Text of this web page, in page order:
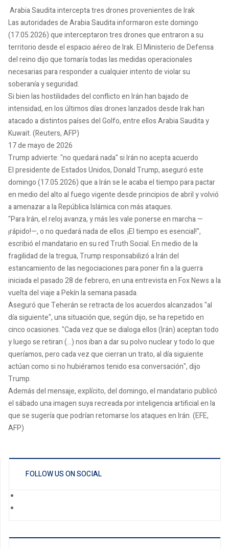
Arabia Saudita intercepta tres drones provenientes de Irak
Las autoridades de Arabia Saudita informaron este domingo
(17.05.2026) que interceptaron tres drones que entraron a su
territorio desde el espacio aéreo de Irak. El Ministerio de Defensa
del reino dijo que tomaría todas las medidas operacionales
necesarias para responder a cualquier intento de violar su
soberanía y seguridad.
Si bien las hostilidades del conflicto en Irán han bajado de
intensidad, en los últimos días drones lanzados desde Irak han
atacado a distintos países del Golfo, entre ellos Arabia Saudita y
Kuwait. (Reuters, AFP)
17 de mayo de 2026
Trump advierte: "no quedará nada" si Irán no acepta acuerdo
El presidente de Estados Unidos, Donald Trump, aseguró este
domingo (17.05.2026) que a Irán se le acaba el tiempo para pactar
en medio del alto al fuego vigente desde principios de abril y volvió
a amenazar a la República Islámica con más ataques.
"Para Irán, el reloj avanza, y más les vale ponerse en marcha —
¡rápido!—, o no quedará nada de ellos. ¡El tiempo es esencial!",
escribió el mandatario en su red Truth Social. En medio de la
fragilidad de la tregua, Trump responsabilizó a Irán del
estancamiento de las negociaciones para poner fin a la guerra
iniciada el pasado 28 de febrero, en una entrevista en Fox News a la
vuelta del viaje a Pekín la semana pasada.
Aseguró que Teherán se retracta de los acuerdos alcanzados "al
día siguiente", una situación que, según dijo, se ha repetido en
cinco ocasiones. "Cada vez que se dialoga ellos (Irán) aceptan todo
y luego se retiran (...) nos iban a dar su polvo nuclear y todo lo que
queríamos, pero cada vez que cierran un trato, al día siguiente
actúan como si no hubiéramos tenido esa conversación", dijo
Trump.
Además del mensaje, explícito, del domingo, el mandatario publicó
el sábado una imagen suya recreada por inteligencia artificial en la
que se sugería que podrían retomarse los ataques en Irán. (EFE,
AFP)
FOLLOW US ON SOCIAL